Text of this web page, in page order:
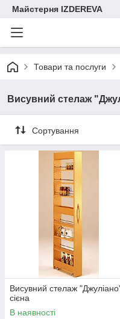
Майстерня IZDEREVA
Товари та послуги
Висувний стелаж
Сортування
Висувний стелаж
сієна
В наявності